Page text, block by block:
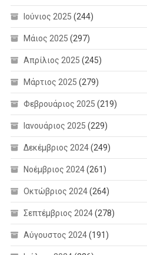
Ιούνιος 2025 (244)
Μάιος 2025 (297)
Απρίλιος 2025 (245)
Μάρτιος 2025 (279)
Φεβρουάριος 2025 (219)
Ιανουάριος 2025 (229)
Δεκέμβριος 2024(249)
Νοέμβριος 2024(261)
Οκτώβριος 2024(264)
Σεπτέμβριος 2024(278)
Αύγουστος 2024(191)